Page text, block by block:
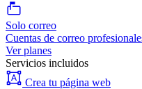
Solo correo
Cuentas de correo
Ver planes
Servicios incluidos
Crea tu página web